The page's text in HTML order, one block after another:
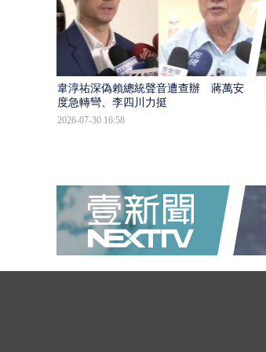
韋淳祐深偽賴總統聲音遭查辦 蔣萬安態
度急轉彎、李四川力挺
2026-07-30 16:58